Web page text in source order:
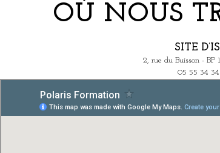
OÙ NOUS
SITE
2, rue du Buisson - BP
05 55 34